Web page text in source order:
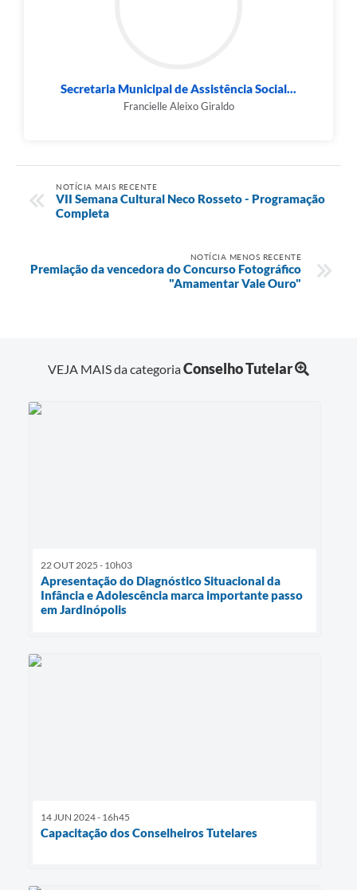
Secretaria Municipal de Assistência Social...
Francielle Aleixo Giraldo
NOTÍCIA MAIS RECENTE
VII Semana Cultural Neco Rosseto - Programação
Completa
NOTÍCIA MENOS RECENTE
Premiação da vencedora do Concurso Fotográfico
"Amamentar Vale Ouro"
VEJA MAIS da categoriaConselho Tutelar
22 OUT 2025 - 10h03
Apresentação do Diagnóstico Situacional da
Infância e Adolescência marca importante passo
em Jardinópolis
14 JUN 2024 - 16h45
Capacitação dos Conselheiros Tutelares